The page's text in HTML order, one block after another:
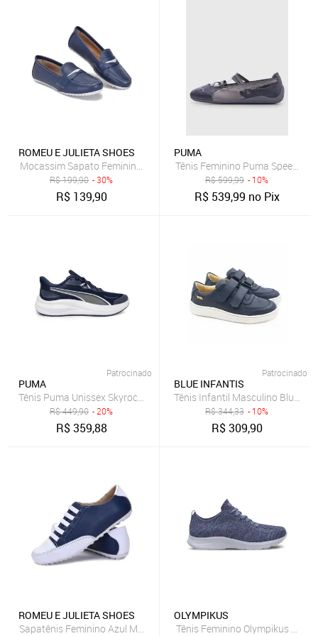
ROMEU E JULIETA SHOES
Mocassim Sapato Feminino Couro Legítimo Casual Azul Marinho
R$199,90 - 30%
R$ 139,90
PUMA
Tênis Feminino Puma Speedcat
R$599,99 - 10%
R$ 539,99 no Pix
Patrocinado
PUMA
Tênis Puma Unissex Skyrocket Lite 2 Infantil Corrida Azul Marinho
R$449,90 - 20%
R$359,88
Patrocinado
BLUE INFANTIS
Tênis Infantil Masculino Blue
R$344,33 - 10%
R$309,90
ROMEU E JULIETA SHOES
Sapatênis Feminino Azul Marinho e Branco Em Couro Leve
OLYMPIKUS
Tênis Feminino Olympikus